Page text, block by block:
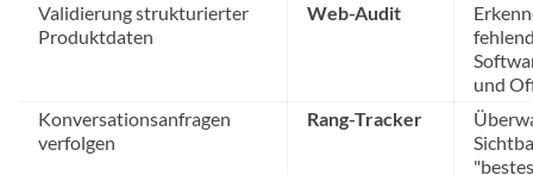
Validierung strukturierter
Produktdaten
Web-Audit
und
Konversationsanfragen
verfolgen
Rang-Tracker